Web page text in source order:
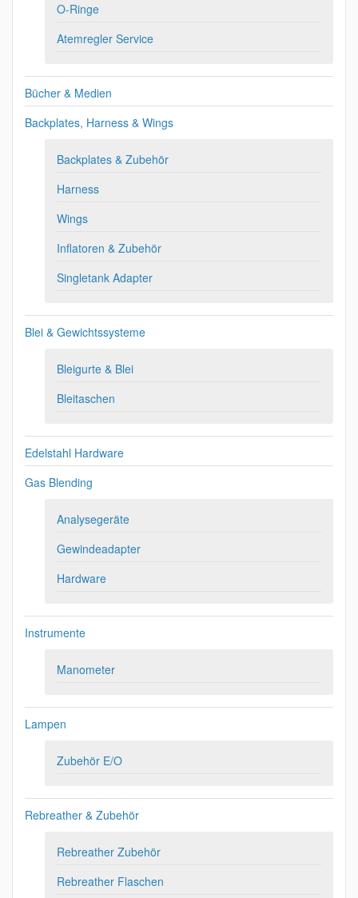
O-Ringe
Atemregler Service
Bücher & Medien
Backplates, Harness & Wings
Backplates & Zubehör
Harness
Wings
Inflatoren & Zubehör
Singletank Adapter
Blei & Gewichtssysteme
Bleigurte & Blei
Bleitaschen
Edelstahl Hardware
Gas Blending
Analysegeräte
Gewindeadapter
Hardware
Instrumente
Manometer
Lampen
Zubehör E/O
Rebreather & Zubehör
Rebreather Zubehör
Rebreather Flaschen